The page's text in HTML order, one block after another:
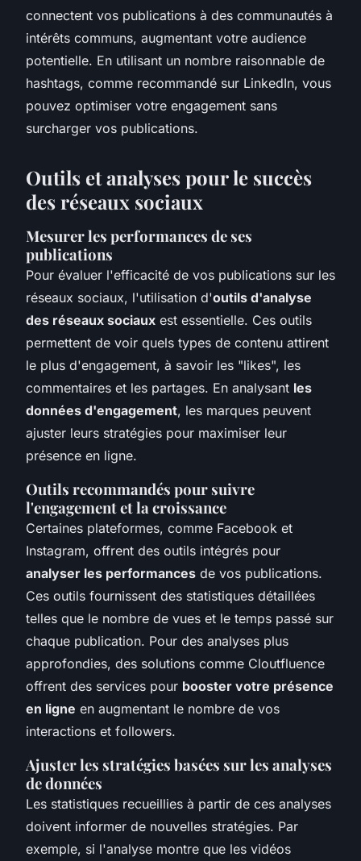
connectent vos publications à des communautés à
intérêts communs, augmentant votre audience
potentielle. En utilisant un nombre raisonnable de
hashtags, comme recommandé sur LinkedIn, vous
pouvez optimiser votre engagement sans
surcharger vos publications.
Outils et analyses pour le succès
des réseaux sociaux
Mesurer les performances de ses
publications
Pour évaluer l'efficacité de vos publications sur les
réseaux sociaux, l'utilisation d'outils d'analyse
des réseaux sociaux est essentielle. Ces outils
permettent de voir quels types de contenu attirent
le plus d'engagement, à savoir les "likes", les
commentaires et les partages. En analysant les
données d'engagement, les marques peuvent
ajuster leurs stratégies pour maximiser leur
présence en ligne.
Outils recommandés pour suivre
l'engagement et la croissance
Certaines plateformes, comme Facebook et
Instagram, offrent des outils intégrés pour
analyser les performances de vos publications.
Ces outils fournissent des statistiques détaillées
telles que le nombre de vues et le temps passé sur
chaque publication. Pour des analyses plus
approfondies, des solutions comme Cloutfluence
offrent des services pour booster votre présence
en ligne en augmentant le nombre de vos
interactions et followers.
Ajuster les stratégies basées sur les analyses
de données
Les statistiques recueillies à partir de ces analyses
doivent informer de nouvelles stratégies. Par
exemple, si l'analyse montre que les vidéos